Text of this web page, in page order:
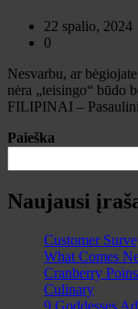
22 spalio, 2024
0
Nesvarbu, ar
nėra „teisingo“
FILIPINAI –
Paieška
Naujausi
Customer
What Comes
Cranberry
Culinary
9 Goddesses